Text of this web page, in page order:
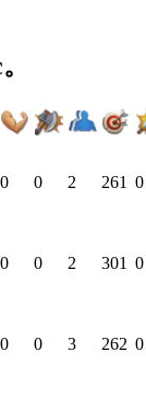
0 0 2 261 0
0 0 2 301 0
0 0 3 262 0